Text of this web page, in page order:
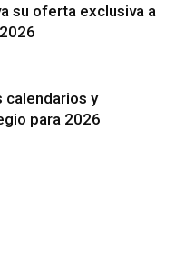
su oferta exclusiva a
calendarios y
para 2026